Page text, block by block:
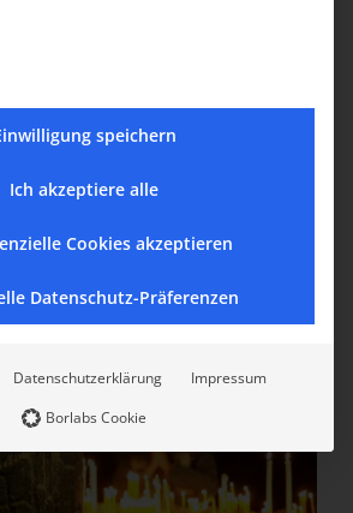
speichern
Ich akzeptiere alle
Cookies akzeptieren
Datenschutz-Präferenzen
Datenschutzerklärung
Impressum
Borlabs Cookie